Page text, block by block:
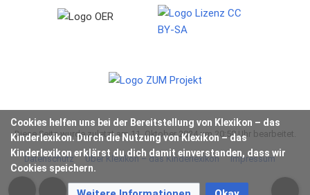
Cookies helfen uns bei der Bereitstellung von Klexikon – das
Kinderlexikon. Durch die Nutzung von Klexikon – das
Kinderlexikon erklärst du dich damit einverstanden, dass wir
Cookies speichern.
Diese Seite wurde zuletzt am 11. Oktober 2024 um 20:50 Uhr bearbeitet.
Datenschutz Über Klexikon – das Kinderlexikon Impressum